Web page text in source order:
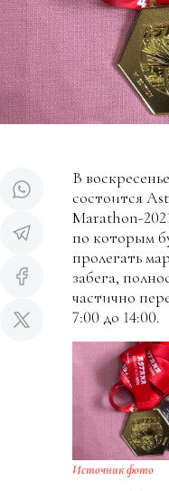
В
состоится
Marathon-
по которым
пролегать
забега,
частично
7:00 до 14:00.
Источник фото